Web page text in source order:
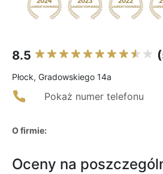
8.5
Płock, Gradowskiego 14a
Pokaż numer telefonu
O firmie:
Oceny na